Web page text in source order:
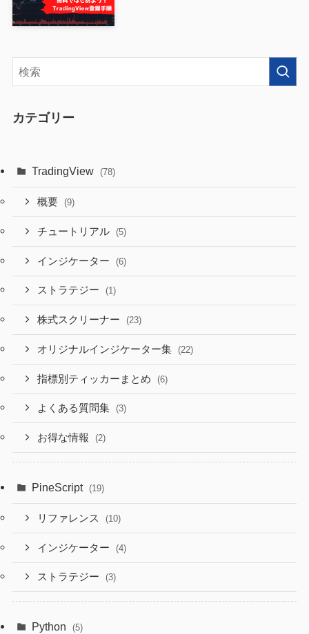
カテゴリー
TradingView (78)
概要 (9)
チュートリアル (5)
インジケーター (6)
ストラテジー (1)
株式スクリーナー (23)
オリジナルインジケーター集 (22)
指標別ティッカーまとめ (6)
よくある質問集 (3)
お得な情報 (2)
PineScript (19)
リファレンス (10)
インジケーター (4)
ストラテジー (3)
Python (5)